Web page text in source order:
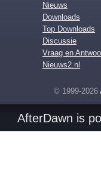
Nieuws
Downloads
Top Downloads
Discussie
Vraag en
Nieuws2.nl
© 1999-2026
AfterDawn is